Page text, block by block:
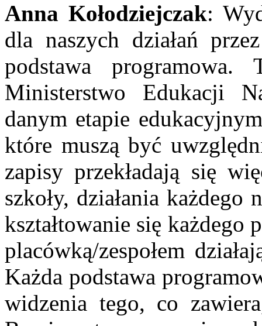
Anna Kołodziejczak:
dla naszych działań
podstawa
Ministerstwo Edukacji
danym etapie
które muszą być
zapisy przekładają się
szkoły, działania
kształtowanie się każdego
placówką/zespołem
Każda podstawa
widzenia tego, co